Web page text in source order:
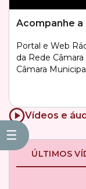
☰
Acompanhe a
Portal e Web
da Rede
Câmara
Vídeos e
ÚLTIMOS